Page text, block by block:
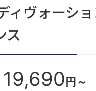
ィヴォーシ
ス
19,690円～